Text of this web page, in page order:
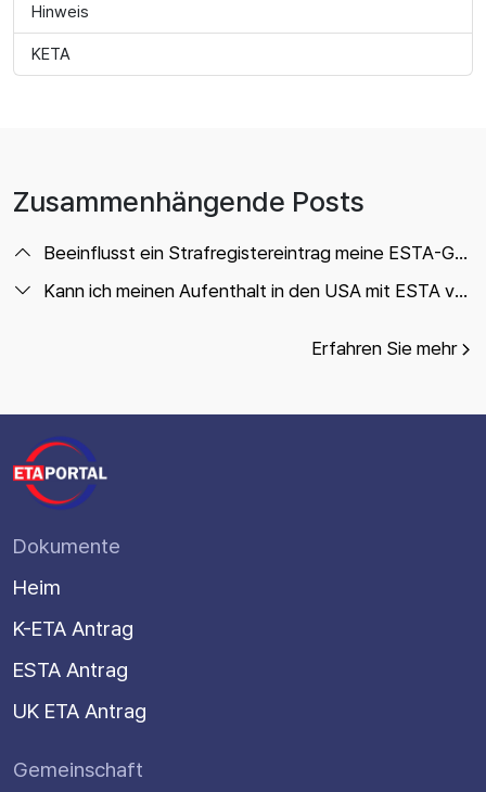
Hinweis
KETA
Zusammenhängende Posts
Beeinflusst ein Strafregistereintrag meine ESTA-Genehmigung?
Kann ich meinen Aufenthalt in den USA mit ESTA verlängern?
Erfahren Sie mehr
Dokumente
Heim
K-ETA Antrag
ESTA Antrag
UK ETA Antrag
Gemeinschaft